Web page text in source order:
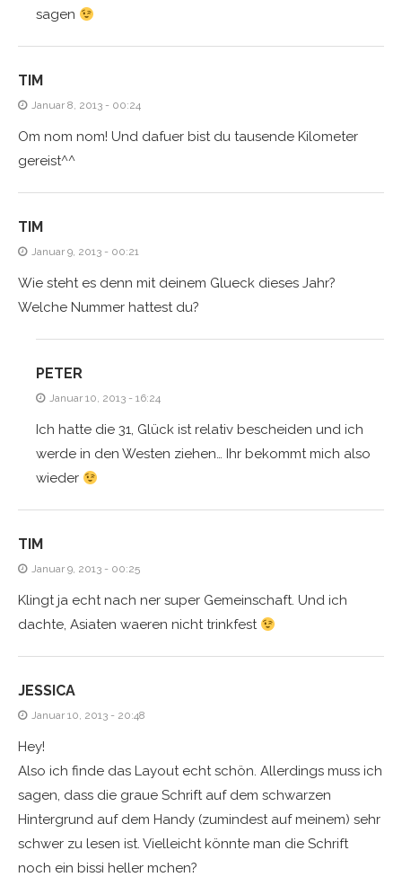
sagen
TIM
Januar 8, 2013 - 00:24
Om nom nom! Und dafuer bist du tausende Kilometer
gereist^^
TIM
Januar 9, 2013 - 00:21
Wie steht es denn mit deinem Glueck dieses Jahr?
Welche Nummer hattest du?
PETER
Januar 10, 2013 - 16:24
Ich hatte die 31, Glück ist relativ bescheiden und ich
werde in den Westen ziehen… Ihr bekommt mich also
wieder
TIM
Januar 9, 2013 - 00:25
Klingt ja echt nach ner super Gemeinschaft. Und ich
dachte, Asiaten waeren nicht trinkfest
JESSICA
Januar 10, 2013 - 20:48
Hey!
Also ich finde das Layout echt schön. Allerdings muss ich
sagen, dass die graue Schrift auf dem schwarzen
Hintergrund auf dem Handy (zumindest auf meinem) sehr
schwer zu lesen ist. Vielleicht könnte man die Schrift
noch ein bissi heller mchen?